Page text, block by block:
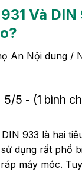
Và
An Nội dung /
5/5 - (1 bình
933 là hai
dụng rất phổ
máy móc.